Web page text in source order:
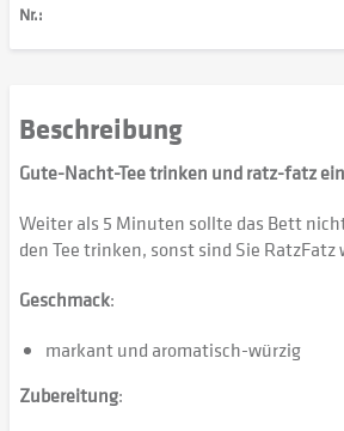
Nr.:
Beschreibung
Gute-Nacht-Tee trinken und ratz-fatz
Weiter als 5 Minuten sollte das Bett
den Tee trinken, sonst sind Sie
Geschmack:
markant und aromatisch-würzig
Zubereitung: